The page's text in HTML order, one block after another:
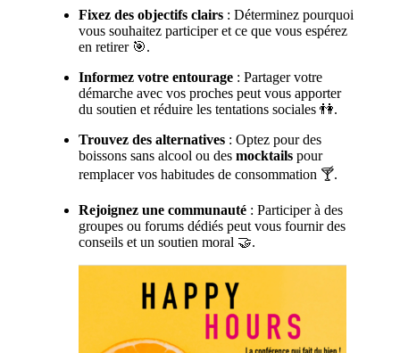
Fixez des objectifs clairs : Déterminez pourquoi
vous souhaitez participer et ce que vous espérez
en retirer 🎯.
Informez votre entourage : Partager votre
démarche avec vos proches peut vous apporter
du soutien et réduire les tentations sociales 👫.
Trouvez des alternatives : Optez pour des
boissons sans alcool ou des mocktails pour
remplacer vos habitudes de consommation 🍸.
Rejoignez une communauté : Participer à des
groupes ou forums dédiés peut vous fournir des
conseils et un soutien moral 🤝.